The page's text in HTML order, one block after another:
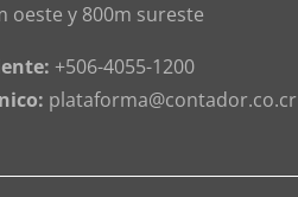
oeste y 800m sureste
+506-4055-1200
plataforma@contador.co.cr